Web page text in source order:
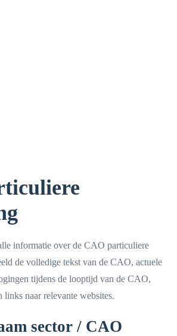
informatie over de CAO particuliere
de volledige tekst van de CAO, actuele
tijdens de looptijd van de CAO,
links naar relevante websites.
sector / CAO